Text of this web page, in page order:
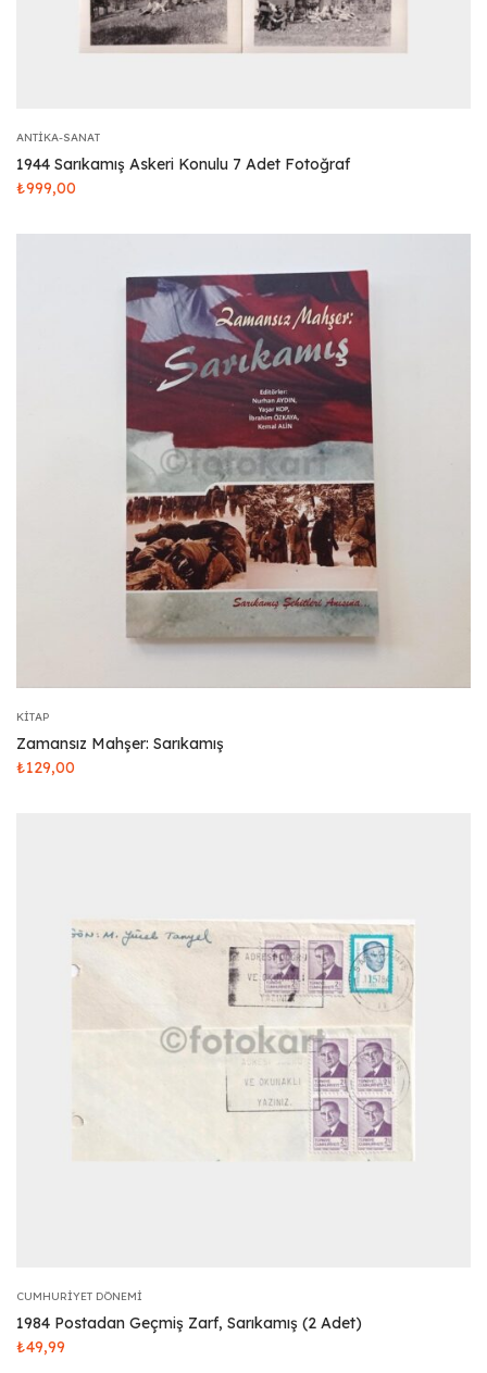
ANTIKA-SANAT
1944 Sarıkamış Askeri Konulu 7 Adet Fotoğraf
₺999,00
KITAP
Zamansız Mahşer: Sarıkamış
₺129,00
CUMHURIYET DÖNEMI
1984 Postadan Geçmiş Zarf, Sarıkamış (2 Adet)
₺49,99